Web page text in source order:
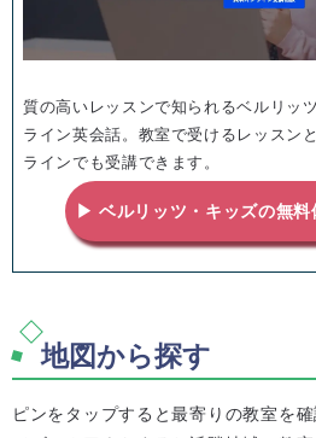
質の高いレッスンで知られるベルリッ
ライン英会話。教室で受けるレッスン
ラインでも受講できます。
▶ ベルリッツ・キッズの無料
地図から探す
ピンをタップすると最寄りの教室を確